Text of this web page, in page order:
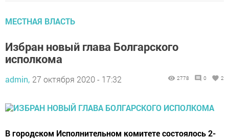
МЕСТНАЯ ВЛАСТЬ
Избран новый глава Болгарского
исполкома
admin, 27 октября 2020 - 17:32 2778 0 2
В городском Исполнительном комитете состоялось 2-